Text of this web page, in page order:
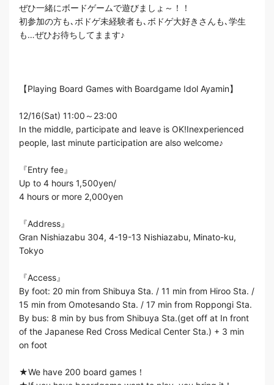
ぜひ一緒にボードゲームで遊びましょ～！！
初参加の方も､ボドゲ未経験者も､ボドゲ大好きさんも､学生
も…ぜひお待ちしてまます♪
【Playing Board Games with Boardgame Idol Ayamin】
12/16(Sat) 11:00～23:00
In the middle, participate and leave is OK!Inexperienced
people, last minute participation are also welcome♪
『Entry fee』
Up to 4 hours 1,500yen/
4 hours or more 2,000yen
『Address』
Gran Nishiazabu 304, 4-19-13 Nishiazabu, Minato-ku,
Tokyo
『Access』
By foot: 20 min from Shibuya Sta. / 11 min from Hiroo Sta. /
15 min from Omotesando Sta. / 17 min from Roppongi Sta.
By bus: 8 min by bus from Shibuya Sta.(get off at In front
of the Japanese Red Cross Medical Center Sta.) + 3 min
on foot
★We have 200 board games！